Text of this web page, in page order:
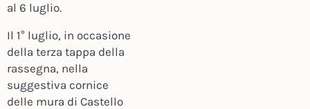
al 6 luglio.
Il 1° luglio, in occasione
della terza tappa della
rassegna, nella
suggestiva cornice
delle mura di Castello